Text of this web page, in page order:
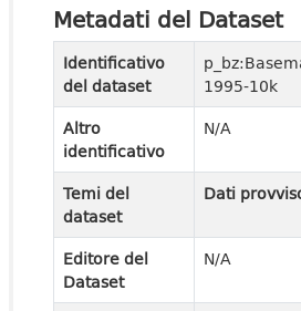
Metadati del Dataset
Identificativo
del dataset
1995-10k
Altro
identificativo
N/A
Temi del
dataset
Dati
Editore del
Dataset
N/A